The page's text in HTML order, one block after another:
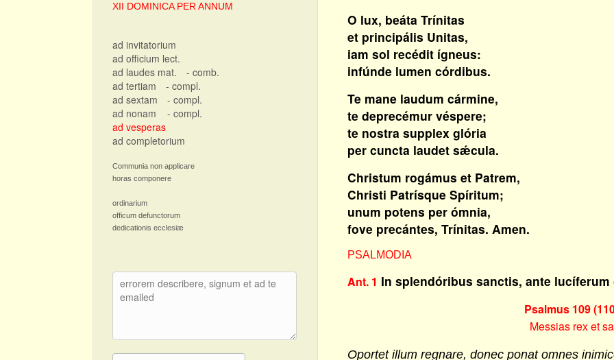
XII DOMINICA PER ANNUM
ad invitatorium
ad officium lect.
ad laudes mat.
- comb.
ad tertiam
- compl.
ad sextam
- compl.
ad nonam
- compl.
ad vesperas
ad completorium
Communia non applicare
horas componere
ordinarium
officum defunctorum
dedicationis ecclesiæ
O lux, beáta Trínitas
et principális Unitas,
iam sol recédit ígneus:
infúnde lumen córdibus.
Te mane laudum cármine,
te deprecémur véspere;
te nostra supplex glória
per cuncta laudet sǽcula.
Christum rogámus et Patrem,
Christi Patrísque Spíritum;
unum potens per ómnia,
fove precántes, Trínitas. Amen.
PSALMODIA
Ant. 1 In splendóribus sanctis, ante
Psalmus 109
Messias rex et
Oportet illum regnare, donec ponat omnes